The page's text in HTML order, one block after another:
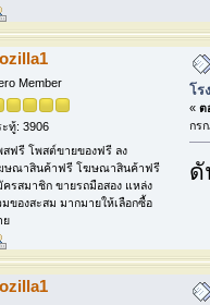
Member
ะทู้: 3906
สฟรี โพสต์ขายของฟรี ลง
ษณาสินค้าฟรี โฆษณาสินค้าฟรี
ครสมาชิก ขายรถมือสอง แหล่ง
มของสะสม มากมายให้เลือกซื้อ
ย
โร
« ต
กร
ดั